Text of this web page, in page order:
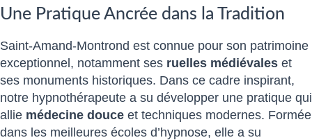
Une Pratique Ancrée dans la Tradition
Saint-Amand-Montrond est connue pour son patrimoine
exceptionnel, notamment ses ruelles médiévales et
ses monuments historiques. Dans ce cadre inspirant,
notre hypnothérapeute a su développer une pratique qui
allie médecine douce et techniques modernes. Formée
dans les meilleures écoles d’hypnose, elle a su